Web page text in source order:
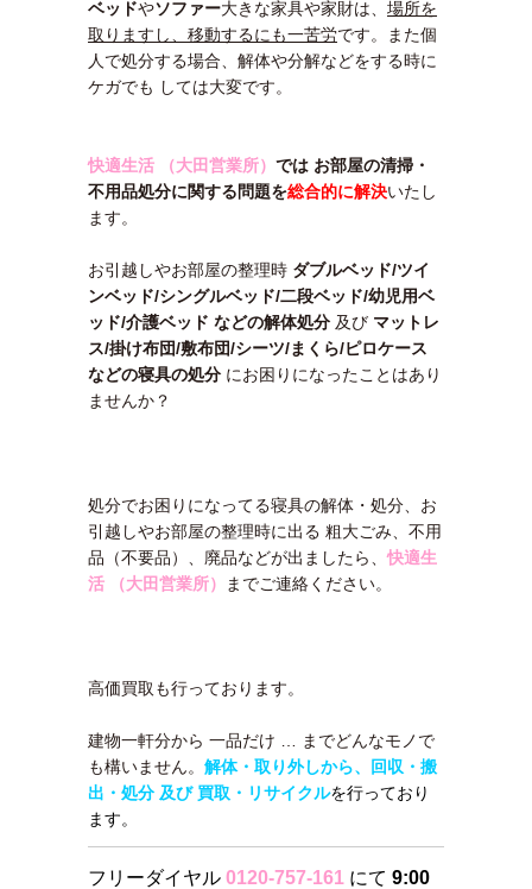
ベッドやソファー大きな家具や家財は、 場所を
取りますし、移動するにも一苦労です。また個
人で処分する場合、解体や分解などをする時に
ケガでも しては大変です。
快適生活 （大田営業所） では お部屋の清掃・
不用品処分に関する問題を総合的に解決いたし
ます。
お引越しやお部屋の整理時 ダブルベッド/ツイ
ンベッド/シングルベッド/二段ベッド/幼児用ベ
ッド/介護ベッド などの解体処分 及び マットレ
ス/掛け布団/敷布団/シーツ/まくら/ピロケース
などの寝具の処分 にお困りになったことはあり
ませんか？
処分でお困りになってる寝具の解体・処分、お
引越しやお部屋の整理時に出る 粗大ごみ、不用
品（不要品）、廃品などが出ましたら、快適生
活 （大田営業所）
までご連絡ください。
高価買取も行っております。
建物一軒分から 一品だけ … までどんなモノで
も構いません。 解体・取り外しから、回収・搬
出・処分 及び 買取・リサイクルを行っており
ます。
フリーダイヤル 0120-757-161 にて 9:00